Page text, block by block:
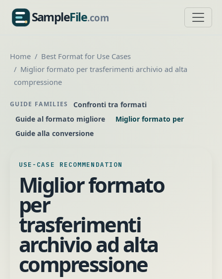
SampleFile.com
SampleFile.com
Home
Best Format for Use Cases
Miglior formato per trasferimenti archivio ad alta
compressione
GUIDE FAMILIES
Confronti tra formati
Guide al formato migliore
Miglior formato per
Guide alla conversione
USE-CASE RECOMMENDATION
Miglior formato
per
trasferimenti
archivio ad alta
compressione